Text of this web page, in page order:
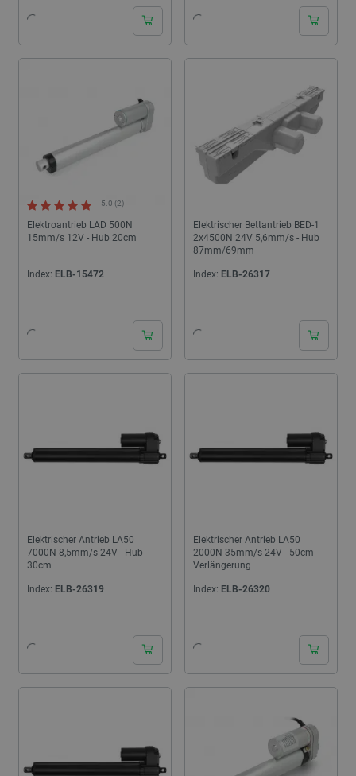
Elektroantrieb LAD 500N
15mm/s 12V - Hub 20cm
5.0 (2)
Index: ELB-15472
Elektrischer Bettantrieb BED-1
2x4500N 24V 5,6mm/s - Hub
87mm/69mm
Index: ELB-26317
Elektrischer Antrieb LA50
7000N 8,5mm/s 24V - Hub
30cm
Index: ELB-26319
Elektrischer Antrieb LA50
2000N 35mm/s 24V - 50cm
Verlängerung
Index: ELB-26320